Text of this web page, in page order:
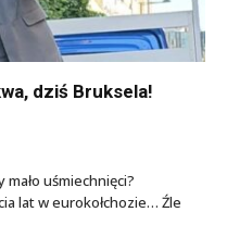
dziś Bruksela!
mało uśmiechnięci?
lat w eurokołchozie… Źle